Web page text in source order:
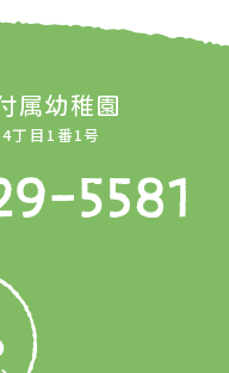
属幼稚園
丁目1番1号